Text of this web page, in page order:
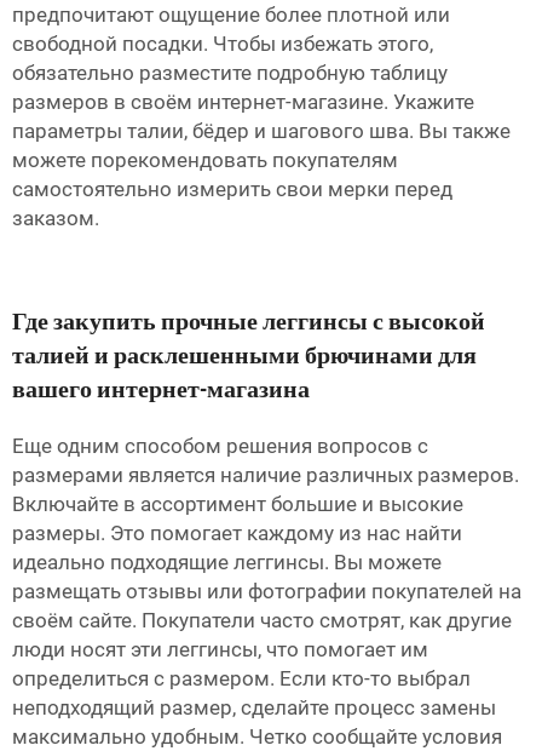
предпочитают ощущение более плотной или
свободной посадки. Чтобы избежать этого,
обязательно разместите подробную таблицу
размеров в своём интернет-магазине. Укажите
параметры талии, бёдер и шагового шва. Вы также
можете порекомендовать покупателям
самостоятельно измерить свои мерки перед
заказом.
Где закупить прочные леггинсы с высокой
талией и расклешенными брючинами для
вашего интернет-магазина
Еще одним способом решения вопросов с
размерами является наличие различных размеров.
Включайте в ассортимент большие и высокие
размеры. Это помогает каждому из нас найти
идеально подходящие леггинсы. Вы можете
размещать отзывы или фотографии покупателей на
своём сайте. Покупатели часто смотрят, как другие
люди носят эти леггинсы, что помогает им
определиться с размером. Если кто-то выбрал
неподходящий размер, сделайте процесс замены
максимально удобным. Четко сообщайте условия